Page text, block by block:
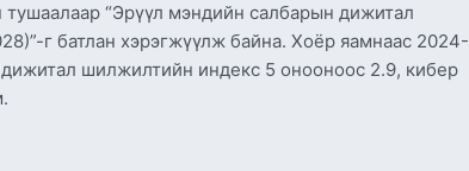
“Эрүүл мэндийн салбарын дижитал
г батлан хэрэгжүүлж байна. Хоёр яамнаас 2024-
шилжилтийн индекс 5 онооноос 2.9, кибер